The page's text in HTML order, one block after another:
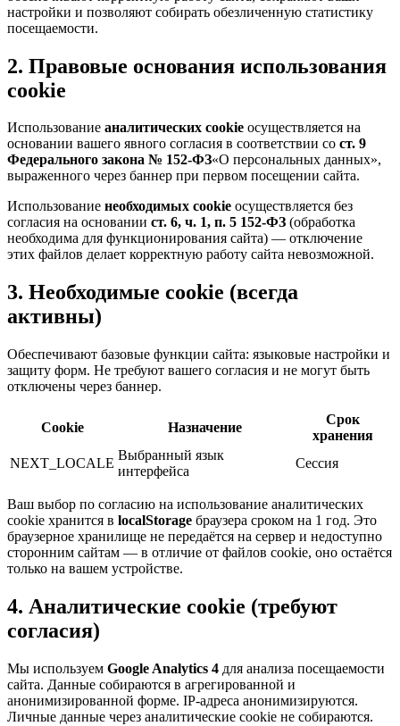
настройки и позволяют собирать обезличенную статистику
посещаемости.
2. Правовые основания использования
cookie
Использование аналитических cookie осуществляется на
основании вашего явного согласия в соответствии со ст. 9
Федерального закона № 152-ФЗ«О персональных данных»,
выраженного через баннер при первом посещении сайта.
Использование необходимых cookie осуществляется без
согласия на основании ст. 6, ч. 1, п. 5 152-ФЗ (обработка
необходима для функционирования сайта) — отключение
этих файлов делает корректную работу сайта невозможной.
3. Необходимые cookie (всегда
активны)
Обеспечивают базовые функции сайта: языковые настройки и
защиту форм. Не требуют вашего согласия и не могут быть
отключены через баннер.
Cookie Назначение
Срок
хранения
NEXT_LOCALE
Выбранный язык
интерфейса
Сессия
Ваш выбор по согласию на использование аналитических
cookie хранится в localStorage браузера сроком на 1 год. Это
браузерное хранилище не передаётся на сервер и недоступно
сторонним сайтам — в отличие от файлов cookie, оно остаётся
только на вашем устройстве.
4. Аналитические cookie (требуют
согласия)
Мы используем Google Analytics 4 для анализа посещаемости
сайта. Данные собираются в агрегированной и
анонимизированной форме. IP-адреса анонимизируются.
Личные данные через аналитические cookie не собираются.